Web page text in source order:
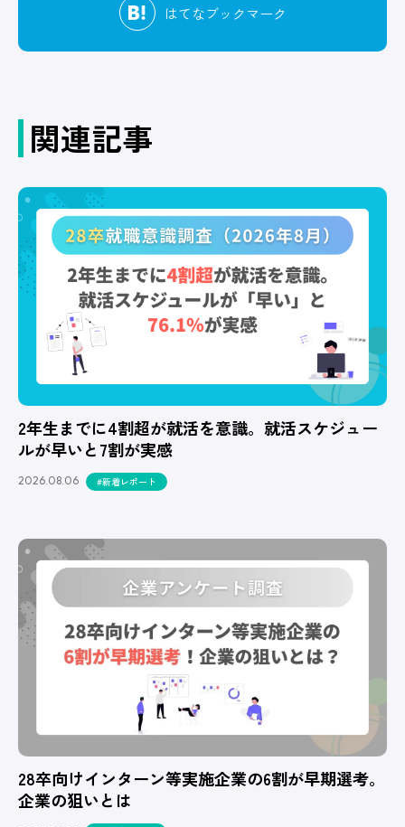
はてなブックマーク
関連記事
2年生までに4割超が就活を意識。就活スケジュー
ルが早いと7割が実感
2026.08.06 #新着レポート
28卒向けインターン等実施企業の6割が早期選考。
企業の狙いとは